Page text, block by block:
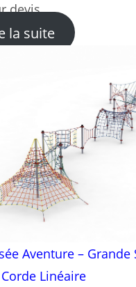
devis
la suite: Filet de
Aventure –
Corde Linéaire